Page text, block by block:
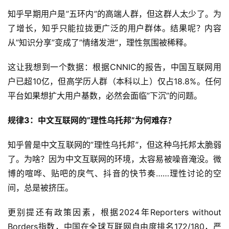
知乎早期用户是”五环内”的高端人群，但这群人太少了。为
了增长，知乎只能拉拢更广泛的用户群体。结果呢？内容
从”知识分享”变成了”情绪发泄”，理性氛围被稀释。
这让我想到一个数据：根据CNNIC的报告，中国互联网用
户已超10亿，但高学历人群（本科以上）仅占18.8%。任何
平台如果想扩大用户基数，必然会面临”下沉”的问题。
规律3：中文互联网的”理性乌托邦”为何难存？
知乎曾是中文互联网的”理性乌托邦”，但这种乌托邦太脆弱
了。为啥？因为中文互联网的环境，太容易被噪音淹没。微
博的喧哗、贴吧的戾气、抖音的快节奏……理性讨论的空
间，总是被挤压。
更别提还有政策因素，根据2024年Reporters without
Borders指数，中国在全球互联网自由度排名172/180，严